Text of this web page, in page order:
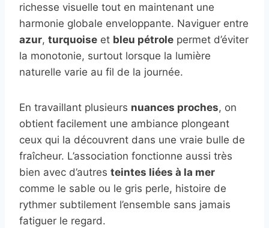
richesse visuelle tout en maintenant une
harmonie globale enveloppante. Naviguer entre
azur, turquoise et bleu pétrole permet d’éviter
la monotonie, surtout lorsque la lumière
naturelle varie au fil de la journée.
En travaillant plusieurs nuances proches, on
obtient facilement une ambiance plongeant
ceux qui la découvrent dans une vraie bulle de
fraîcheur. L’association fonctionne aussi très
bien avec d’autres teintes liées à la mer
comme le sable ou le gris perle, histoire de
rythmer subtilement l’ensemble sans jamais
fatiguer le regard.